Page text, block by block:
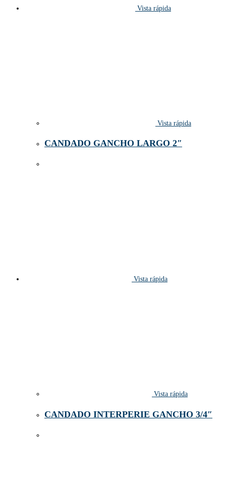
Vista rápida
Vista rápida
CANDADO GANCHO LARGO 2″
Vista rápida
Vista rápida
CANDADO INTERPERIE GANCHO 3/4″